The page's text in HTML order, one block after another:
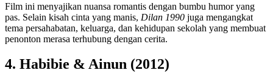
Film ini menyajikan nuansa romantis dengan bumbu humor yang
pas. Selain kisah cinta yang manis, Dilan 1990 juga mengangkat
tema persahabatan, keluarga, dan kehidupan sekolah yang membuat
penonton merasa terhubung dengan cerita.
4. Habibie & Ainun (2012)